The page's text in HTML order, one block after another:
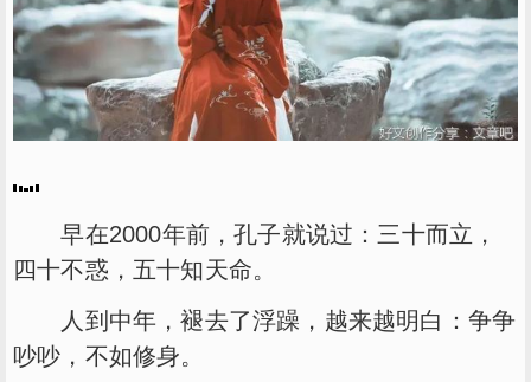
早在2000年前，孔子就说过：三十而立，
四十不惑，五十知天命。
人到中年，褪去了浮躁，越来越明白：争争
吵吵，不如修身。